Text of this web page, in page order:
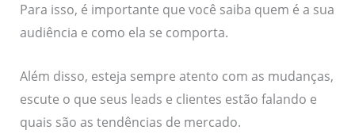
Para isso, é importante que você saiba quem é a sua
audiência e como ela se comporta.
Além disso, esteja sempre atento com as mudanças,
escute o que seus leads e clientes estão falando e
quais são as tendências de mercado.